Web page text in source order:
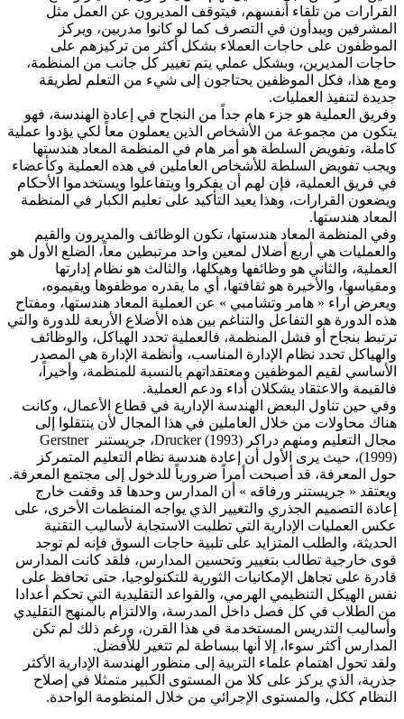
القرارات من تلقاء أنفسهم، فيتوقف المديرون عن العمل مثل
المشرفين ويبدأون في التصرف كما لو كانوا مدربين، ويركز
الموظفون على حاجات العملاء بشكل أكثر من تركيزهم على
حاجات المديرين، وبشكل عملي يتم تغيير كل جانب من المنظمة،
ومع هذا، فكل الموظفين يحتاجون إلى شيء من التعلم لطريقة
جديدة لتنفيذ العمليات.
وفريق العملية هو جزء هام جداً من النجاح في إعادة الهندسة، فهو
يتكون من مجموعة من الأشخاص الذين يعملون معاً لكي يؤدوا عملية
كاملة، وتفويض السلطة هو أمر هام في المنظمة المعاد هندستها
ويجب تفويض السلطة للأشخاص العاملين في هذه العملية وكأعضاء
في فريق العملية، فإن لهم أن يفكروا ويتفاعلوا ويستخدموا الأحكام
ويضعون القرارات، وهذا يعيد التأكيد على تعليم الكبار في المنظمة
المعاد هندستها.
وفي المنظمة المعاد هندستها، تكون الوظائف والمديرون والقيم
والعمليات هي أربع أضلال لمعين واحد مرتبطين معاً، الضلع الأول هو
العملية، والثاني هو وظائفها وهيكلها، والثالث هو نظام إدارتها
ومقياسها، والأخيرة هو ثقافتها، أي ما يقدره موظفوها ويقيموه،
ويعرض آراء « هامر وتشامبي » عن العملية المعاد هندستها، ومفتاح
هذه الدورة هو التفاعل والتناغم بين هذه الأضلاع الأربعة للدورة والتي
ترتبط بنجاح أو فشل المنظمة، فالعملية تحدد الهياكل، والوظائف
والهياكل تحدد نظام الإدارة المناسب، وأنظمة الإدارة هي المصدر
الأساسي لقيم الموظفين ومعتقداتهم بالنسبة للمنظمة، وأخيراً،
فالقيمة والاعتقاد يشكلان أداء ودعم العملية.
وفي حين تناول البعض الهندسة الإدارية في قطاع الأعمال، وكانت
هناك محاولات من خلال العاملين في هذا المجال لأن ينتقلوا إلى
مجال التعليم ومنهم دراكر Drucker (1993)، جريستنر Gerstner
(1999)، حيث يرى الأول أن إعادة هندسة نظام التعليم المتمركز
حول المعرفة، قد أصبحت أمراً ضرورياً للدخول إلى مجتمع المعرفة.
ويعتقد « جريستنر ورفاقه » أن المدارس وحدها قد وقفت خارج
إعادة التصميم الجذري والتغيير الذي يواجه المنظمات الأخرى، على
عكس العمليات الإدارية التي تطلبت الاستجابة لأساليب التقنية
الحديثة، والطلب المتزايد على تلبية حاجات السوق فإنه لم توجد
قوى خارجية تطالب بتغيير وتحسين المدارس، فلقد كانت المدارس
قادرة على تجاهل الإمكانيات الثورية للتكنولوجيا، حتى تحافظ على
نفس الهيكل التنظيمي الهرمي، والقواعد التقليدية التي تحكم أعدادا
من الطلاب في كل فصل داخل المدرسة، والالتزام بالمنهج التقليدي
وأساليب التدريس المستخدمة في هذا القرن، ورغم ذلك لم تكن
المدارس أكثر سوءا، إلا أنها ببساطة لم تتغير للأفضل.
ولقد تحول اهتمام علماء التربية إلى منظور الهندسة الإدارية الأكثر
جذرية، الذي يركز على كلا من المستوى الكبير متمثلا في إصلاح
النظام ككل، والمستوى الإجرائي من خلال المنظومة الواحدة.